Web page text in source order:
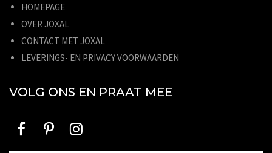
HOMEPAGE
OVER JOXAL
CONTACT MET JOXAL
LEVERINGS- EN PRIVACY VOORWAARDEN
VOLG ONS EN PRAAT MEE